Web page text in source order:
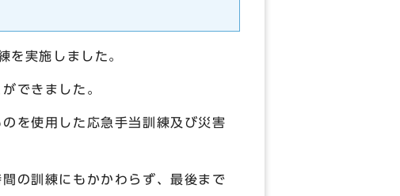
実施しました。
できました。
を使用した応急手当訓練及び災害
の訓練にもかかわらず、最後まで